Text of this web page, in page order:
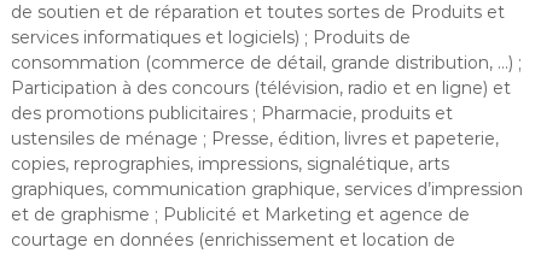
de soutien et de réparation et toutes sortes de Produits et
services informatiques et logiciels) ; Produits de
consommation (commerce de détail, grande distribution, …) ;
Participation à des concours (télévision, radio et en ligne) et
des promotions publicitaires ; Pharmacie, produits et
ustensiles de ménage ; Presse, édition, livres et papeterie,
copies, reprographies, impressions, signalétique, arts
graphiques, communication graphique, services d’impression
et de graphisme ; Publicité et Marketing et agence de
courtage en données (enrichissement et location de